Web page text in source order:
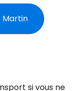
Martin
si vous ne